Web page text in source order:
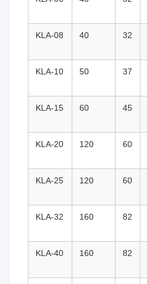
KLA-08 40 32
KLA-10 50 37
KLA-15 60 45
KLA-20 120 60
KLA-25 120 60
KLA-32 160 82
KLA-40 160 82